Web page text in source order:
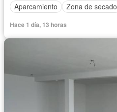
Aparcamiento
Zona de secado
Hace 1 día, 13 horas